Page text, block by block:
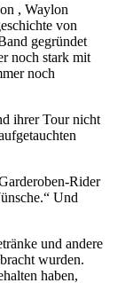
, Waylon
von
gegründet
noch stark mit
noch
ihrer Tour nicht
Rider
Und
und andere
wurden.
haben,